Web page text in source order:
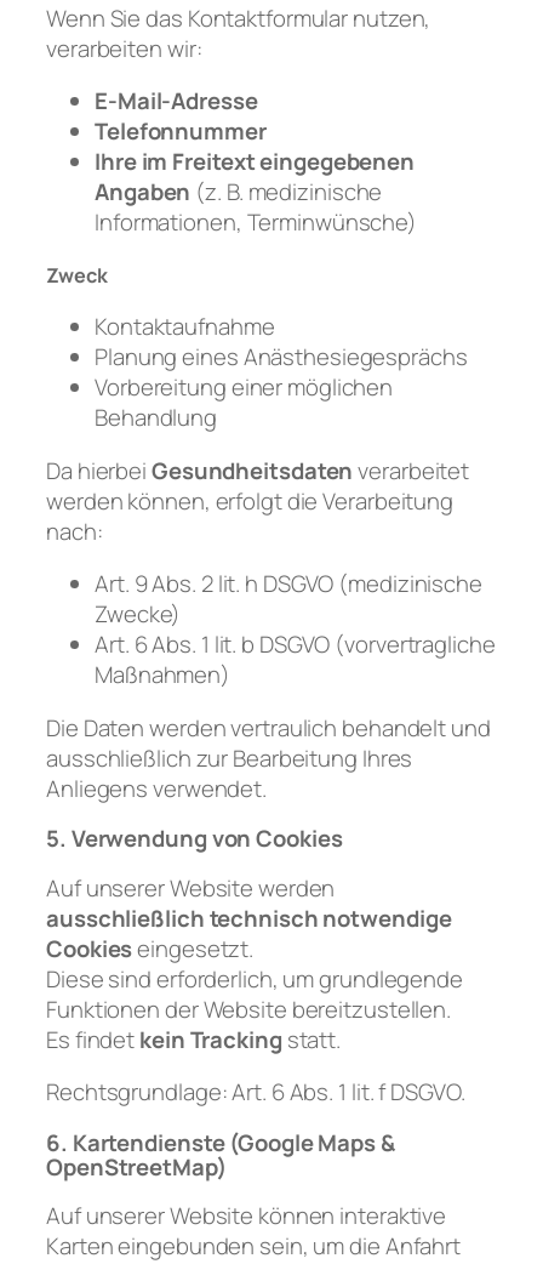
Wenn Sie das Kontaktformular nutzen,
verarbeiten wir:
E-Mail-Adresse
Telefonnummer
Ihre im Freitext eingegebenen
Angaben (z. B. medizinische
Informationen, Terminwünsche)
Zweck
Kontaktaufnahme
Planung eines Anästhesiegesprächs
Vorbereitung einer möglichen
Behandlung
Da hierbeiGesundheitsdatenverarbeitet
werden können, erfolgt die Verarbeitung
nach:
Art. 9 Abs. 2 lit. h DSGVO (medizinische
Zwecke)
Art. 6 Abs. 1 lit. b DSGVO (vorvertragliche
Maßnahmen)
Die Daten werden vertraulich behandelt und
ausschließlich zur Bearbeitung Ihres
Anliegens verwendet.
5. Verwendung von Cookies
Auf unserer Website werden
ausschließlich technisch notwendige
Cookieseingesetzt.
Diese sind erforderlich, um grundlegende
Funktionen der Website bereitzustellen.
Es findetkein Tracking statt.
Rechtsgrundlage: Art. 6 Abs. 1 lit. f DSGVO.
6. Kartendienste (Google Maps &
OpenStreetMap)
Auf unserer Website können interaktive
Karten eingebunden sein, um die Anfahrt